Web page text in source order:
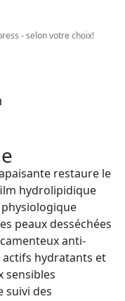
- selon votre choix!
restaure le
hydrolipidique
peaux desséchées
anti-
actifs hydratants et
sensibles
suivi des